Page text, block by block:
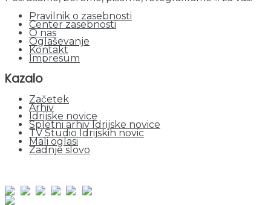
Pravilnik o zasebnosti
Center zasebnosti
O nas
Oglaševanje
Kontakt
Impresum
Kazalo
Začetek
Arhiv
Idrijske novice
Spletni arhiv Idrijske novice
TV Studio Idrijskih novic
Mali oglasi
Zadnje slovo